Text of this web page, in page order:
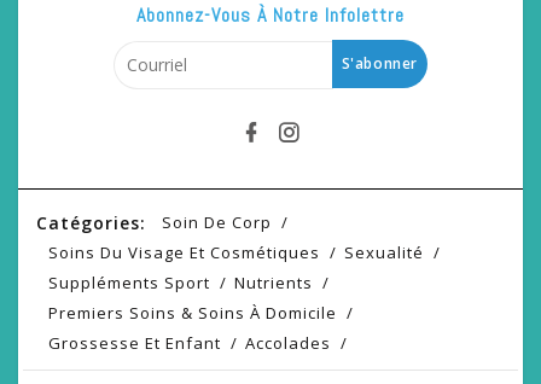
Abonnez-Vous À Notre Infolettre
S'abonner
Catégories:
Soin De Corp
Soins Du Visage Et Cosmétiques
Sexualité
Suppléments Sport
Nutrients
Premiers Soins & Soins À Domicile
Grossesse Et Enfant
Accolades